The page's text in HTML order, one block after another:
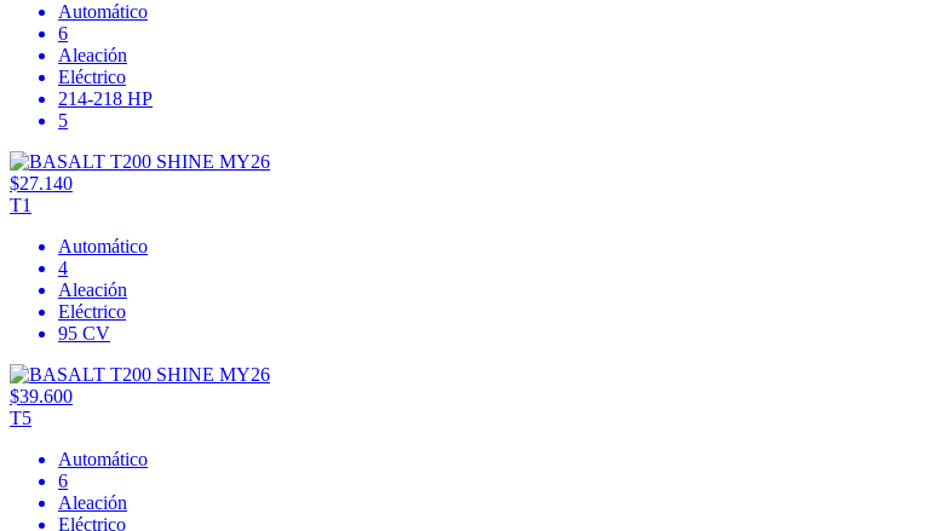
Automático
6
Aleación
Eléctrico
214-218 HP
5
$27.140
T1
Automático
4
Aleación
Eléctrico
95 CV
$39.600
T5
Automático
6
Aleación
Eléctrico